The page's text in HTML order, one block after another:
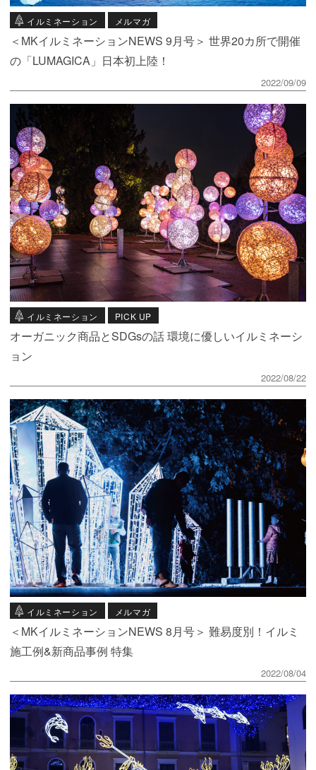
イルミネーション メルマガ
＜MKイルミネーションNEWS 9月号＞ 世界20カ所で開催
の「LUMAGICA」日本初上陸！
2022/09/09
イルミネーション PICK UP
オーガニック商品とSDGsの話 環境に優しいイルミネーシ
ョン
2022/08/22
イルミネーション メルマガ
＜MKイルミネーションNEWS 8月号＞ 難易度別！イルミ
施工例&新商品事例 特集
2022/08/04